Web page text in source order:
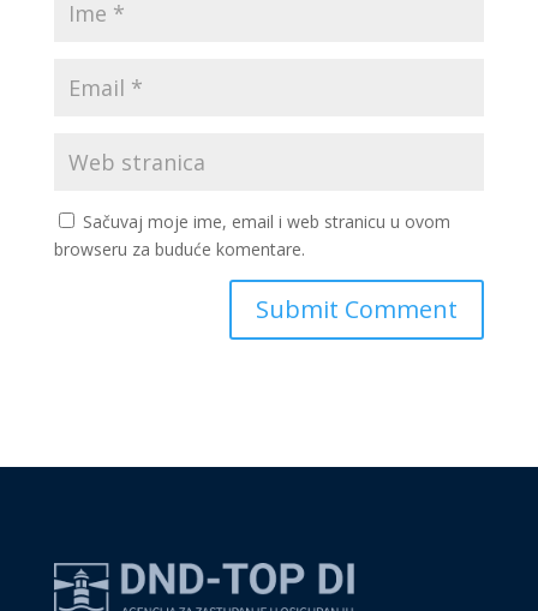
Sačuvaj moje ime, email i web stranicu u ovom
browseru za buduće komentare.